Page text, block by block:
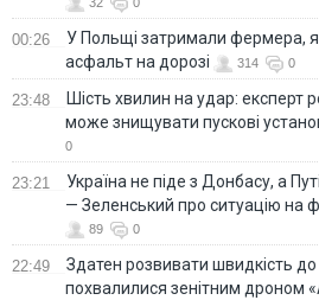
00:26
У Польщі затримали фермера,
асфальт на дорозі
314 0
23:48
Шість хвилин на удар: експерт
може знищувати пускові
0
23:21
Україна не піде з Донбасу, а
— Зеленський про ситуацію на
89 0
22:49
Здатен розвивати швидкість
похвалилися зенітним дроном